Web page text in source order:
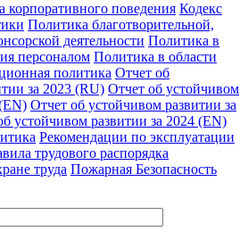
корпоративного поведения Кодекс
Политика благотворительной,
деятельности Политика в
персоналом Политика в области
политика Отчет об
за 2023 (RU) Отчет об устойчивом
Отчет об устойчивом развитии за
устойчивом развитии за 2024 (EN)
Рекомендации по эксплуатации
трудового распорядка
труда Пожарная Безопасность